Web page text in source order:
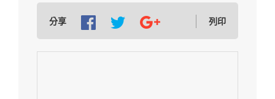
分享 列印